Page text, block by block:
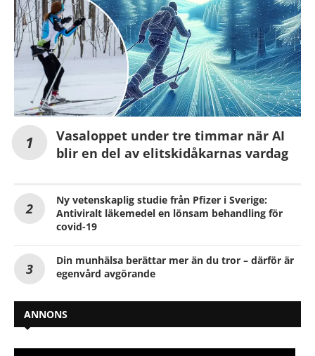
Vasaloppet under tre timmar när AI
blir en del av elitskidåkarnas vardag
Ny vetenskaplig studie från Pfizer i Sverige:
Antiviralt läkemedel en lönsam behandling för
covid-19
Din munhälsa berättar mer än du tror – därför är
egenvård avgörande
ANNONS